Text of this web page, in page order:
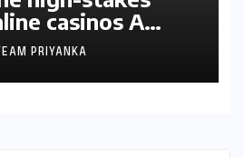
casinos A
TEAM PRIYANKA